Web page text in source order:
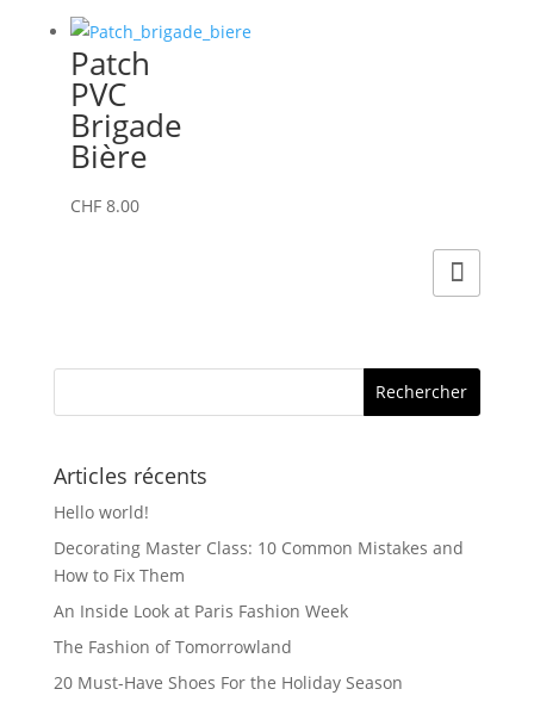
Patch
PVC
Brigade
Bière
CHF8.00
Articles récents
Hello world!
Decorating Master Class: 10 Common Mistakes and
How to Fix Them
An Inside Look at Paris Fashion Week
The Fashion of Tomorrowland
20 Must-Have Shoes For the Holiday Season